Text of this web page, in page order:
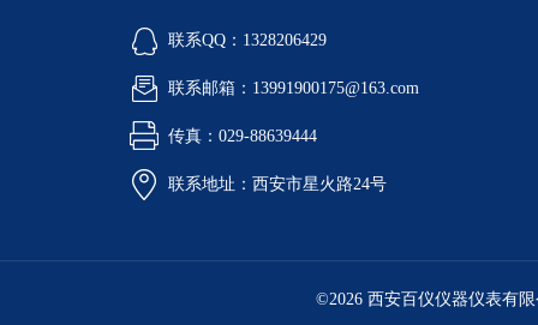
联系QQ：1328206429
联系邮箱：13991900175@163.com
传真：029-88639444
联系地址：西安市星火路24号
©2026 西安百仪仪器仪表有